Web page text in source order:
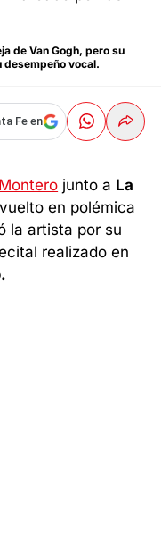
de Van Gogh, pero su
vocal.
Fe en
junto a La
en polémica
la artista por su
realizado en